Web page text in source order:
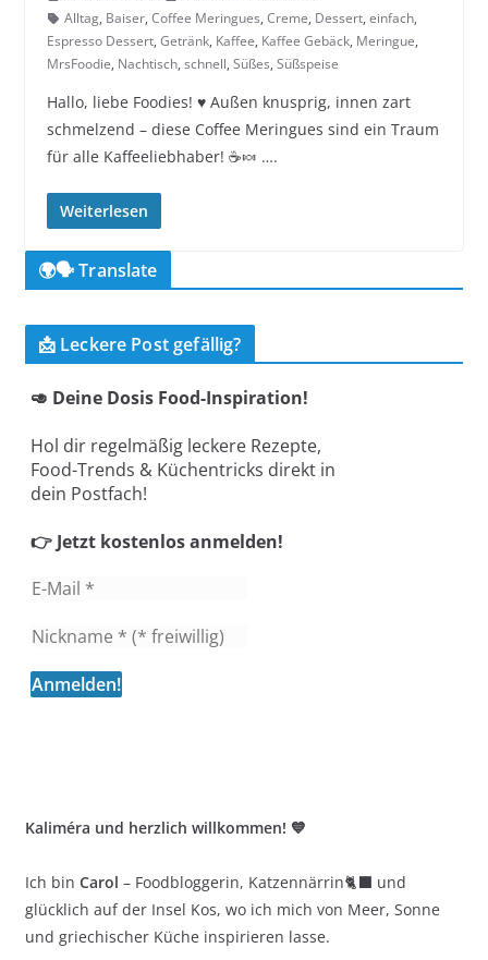
Alltag, Baiser, Coffee Meringues, Creme, Dessert, einfach,
Espresso Dessert, Getränk, Kaffee, Kaffee Gebäck, Meringue,
MrsFoodie, Nachtisch, schnell, Süßes, Süßspeise
Hallo, liebe Foodies! ♥︎ Außen knusprig, innen zart
schmelzend – diese Coffee Meringues sind ein Traum
für alle Kaffeeliebhaber! ☕🍬 ….
Weiterlesen
🌍🗣️ Translate
📩 Leckere Post gefällig?
🥑 Deine Dosis Food-Inspiration!
Hol dir regelmäßig leckere Rezepte,
Food-Trends & Küchentricks direkt in
dein Postfach!
👉 Jetzt kostenlos anmelden!
Kaliméra und herzlich willkommen! 💙
Ich bin Carol – Foodbloggerin, Katzennärrin🐈‍⬛ und
glücklich auf der Insel Kos, wo ich mich von Meer, Sonne
und griechischer Küche inspirieren lasse.